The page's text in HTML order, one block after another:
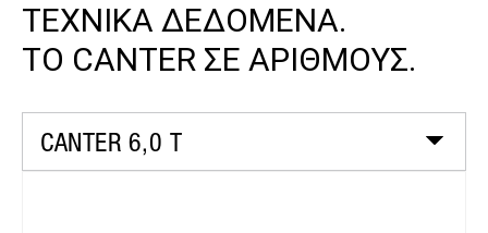
ΤΕΧΝΙΚΑ ΔΕΔΟΜΕΝΑ.
ΤΟ CANTER ΣΕ ΑΡΙΘΜΟΥΣ.
CANTER 6,0 T